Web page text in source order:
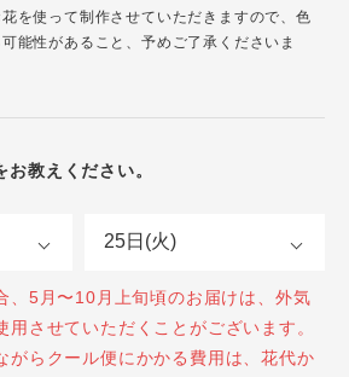
を使って制作させていただきますので、色
能性があること、予めご了承くださいま
お教えください。
、5月〜10月上旬頃のお届けは、外気
用させていただくことがございます。
がらクール便にかかる費用は、花代か